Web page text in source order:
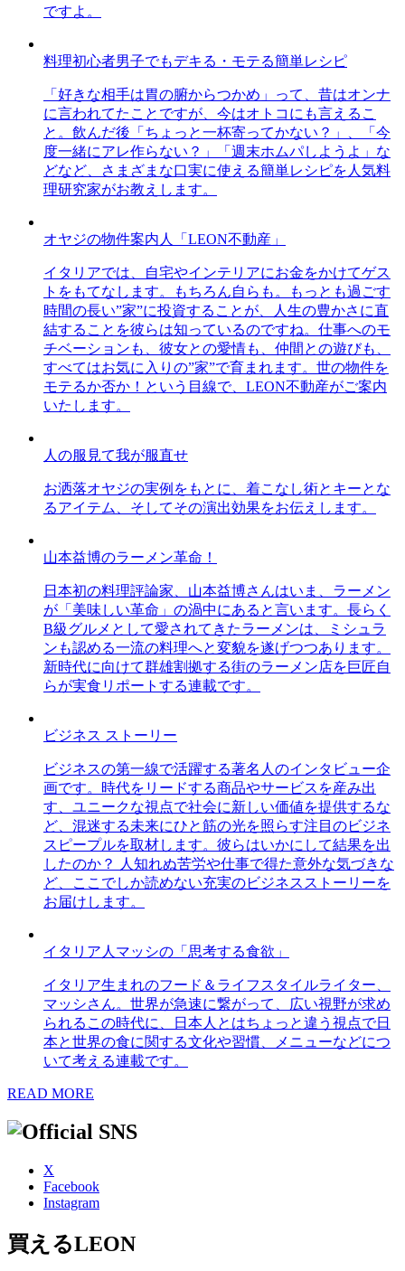
ですよ。
料理初心者男子でもデキる・モテる簡単レシピ
「好きな相手は胃の腑からつかめ」って、昔はオンナ
に言われてたことですが、今はオトコにも言えるこ
と。飲んだ後「ちょっと一杯寄ってかない？」、「今
度一緒にアレ作らない？」「週末ホムパしようよ」な
どなど、さまざまな口実に使える簡単レシピを人気料
理研究家がお教えします。
オヤジの物件案内人「LEON不動産」
イタリアでは、自宅やインテリアにお金をかけてゲス
トをもてなします。もちろん自らも。もっとも過ごす
時間の長い”家”に投資することが、人生の豊かさに直
結することを彼らは知っているのですね。仕事へのモ
チベーションも、彼女との愛情も、仲間との遊びも、
すべてはお気に入りの”家”で育まれます。世の物件を
モテるか否か！という目線で、LEON不動産がご案内
いたします。
人の服見て我が服直せ
お洒落オヤジの実例をもとに、着こなし術とキーとな
るアイテム、そしてその演出効果をお伝えします。
山本益博のラーメン革命！
日本初の料理評論家、山本益博さんはいま、ラーメン
が「美味しい革命」の渦中にあると言います。長らく
B級グルメとして愛されてきたラーメンは、ミシュラ
ンも認める一流の料理へと変貌を遂げつつあります。
新時代に向けて群雄割拠する街のラーメン店を巨匠自
らが実食リポートする連載です。
ビジネス ストーリー
ビジネスの第一線で活躍する著名人のインタビュー企
画です。時代をリードする商品やサービスを産み出
す、ユニークな視点で社会に新しい価値を提供するな
ど、混迷する未来にひと筋の光を照らす注目のビジネ
スピープルを取材します。彼らはいかにして結果を出
したのか？ 人知れぬ苦労や仕事で得た意外な気づきな
ど、ここでしか読めない充実のビジネスストーリーを
お届けします。
イタリア人マッシの「思考する食欲」
イタリア生まれのフード＆ライフスタイルライター、
マッシさん。世界が急速に繋がって、広い視野が求め
られるこの時代に、日本人とはちょっと違う視点で日
本と世界の食に関する文化や習慣、メニューなどにつ
いて考える連載です。
READ MORE
X
Facebook
Instagram
買えるLEON